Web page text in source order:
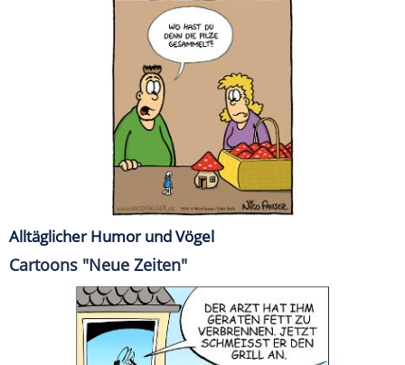
Alltäglicher Humor und Vögel
Cartoons "Neue Zeiten"